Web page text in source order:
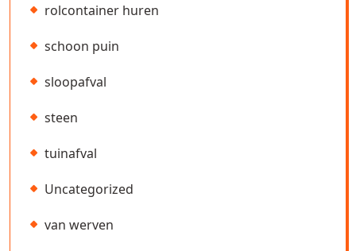
rolcontainer huren
schoon puin
sloopafval
steen
tuinafval
Uncategorized
van werven